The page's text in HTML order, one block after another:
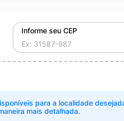
Informe seu CEP
para a localidade
mais detalhada.